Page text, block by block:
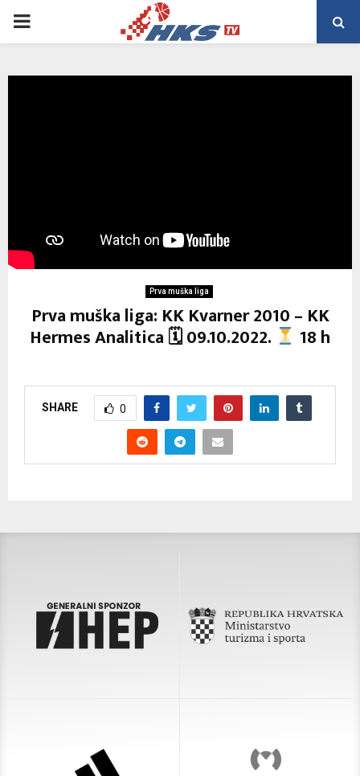
PRIMARY
Prva muška liga
Prva muška liga: KK Kvarner 2010 – KK
Hermes Analitica 🗓 09.10.2022. 18 h
SHARE 0